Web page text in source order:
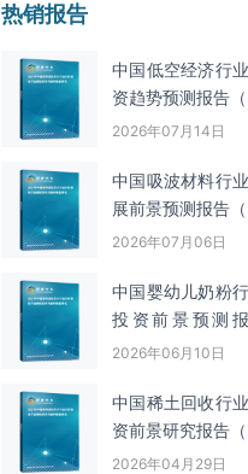
热销报告
中国低空经济行
资趋势预测报告
2026年07月14日
中国吸波材料‌‌‌行
展前景预测报告
2026年07月06日
中国婴幼儿奶粉
投资前景预测
年）
2026年06月10日
中国‌‌稀土回收‌‌行
资前景研究报告
2026年04月29日